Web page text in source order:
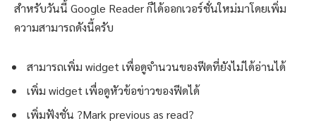
สำหรับวันนี้ Google Reader ก็ได้ออกเวอร์ชั่นใหม่มาโดยเพิ่ม
ความสามารถดังนี้ครับ
สามารถเพิ่ม widget เพื่อดูจำนวนของฟีดที่ยังไม่ได้อ่านได้
เพิ่ม widget เพื่อดูหัวข้อข่าวของฟีดได้
เพิ่มฟังชั่น ?Mark previous as read?